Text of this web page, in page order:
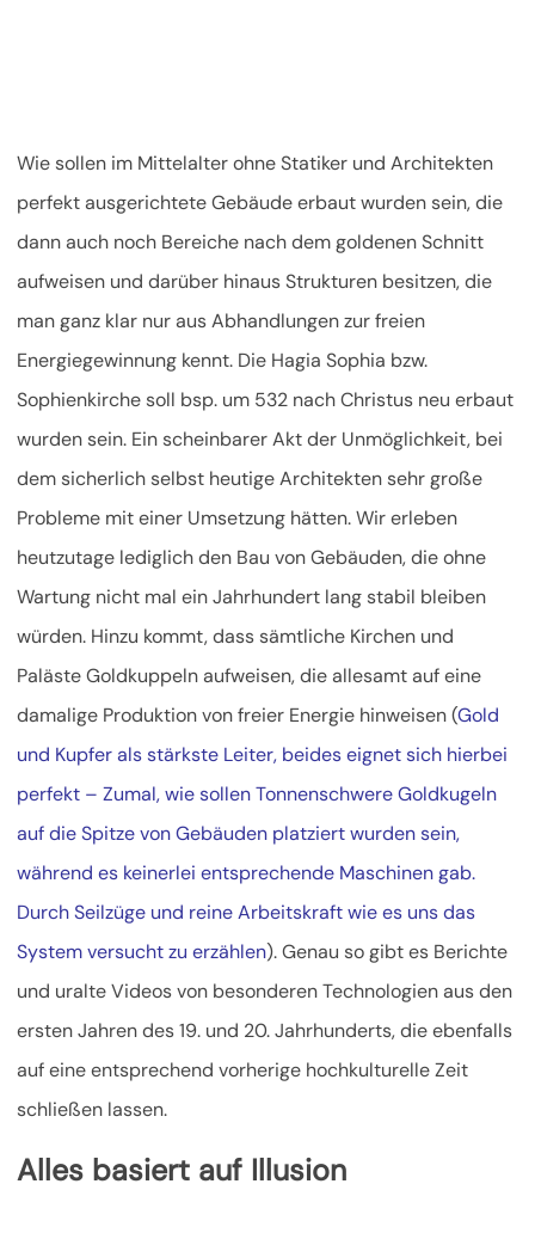
Wie sollen im Mittelalter ohne Statiker und Architekten
perfekt ausgerichtete Gebäude erbaut wurden sein, die
dann auch noch Bereiche nach dem goldenen Schnitt
aufweisen und darüber hinaus Strukturen besitzen, die
man ganz klar nur aus Abhandlungen zur freien
Energiegewinnung kennt. Die Hagia Sophia bzw.
Sophienkirche soll bsp. um 532 nach Christus neu erbaut
wurden sein. Ein scheinbarer Akt der Unmöglichkeit, bei
dem sicherlich selbst heutige Architekten sehr große
Probleme mit einer Umsetzung hätten. Wir erleben
heutzutage lediglich den Bau von Gebäuden, die ohne
Wartung nicht mal ein Jahrhundert lang stabil bleiben
würden. Hinzu kommt, dass sämtliche Kirchen und
Paläste Goldkuppeln aufweisen, die allesamt auf eine
damalige Produktion von freier Energie hinweisen (Gold
und Kupfer als stärkste Leiter, beides eignet sich hierbei
perfekt – Zumal, wie sollen Tonnenschwere Goldkugeln
auf die Spitze von Gebäuden platziert wurden sein,
während es keinerlei entsprechende Maschinen gab.
Durch Seilzüge und reine Arbeitskraft wie es uns das
System versucht zu erzählen). Genau so gibt es Berichte
und uralte Videos von besonderen Technologien aus den
ersten Jahren des 19. und 20. Jahrhunderts, die ebenfalls
auf eine entsprechend vorherige hochkulturelle Zeit
schließen lassen.
Alles basiert auf Illusion